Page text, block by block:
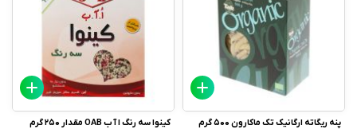
پنه ریگاته ارگانیک تک ماکارون 500 گرم کینوا سه رنگ ا آ ب OAB مقدار 250 گرم